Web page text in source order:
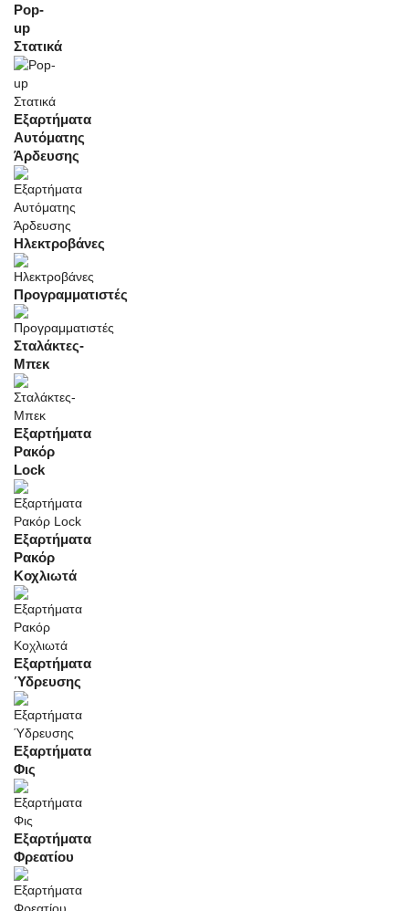
Pop-
up
Στατικά
Εξαρτήματα
Αυτόματης
Άρδευσης
Ηλεκτροβάνες
Προγραμματιστές
Σταλάκτες-
Μπεκ
Εξαρτήματα
Ρακόρ
Lock
Εξαρτήματα
Ρακόρ
Κοχλιωτά
Εξαρτήματα
Ύδρευσης
Εξαρτήματα
Φις
Εξαρτήματα
Φρεατίου